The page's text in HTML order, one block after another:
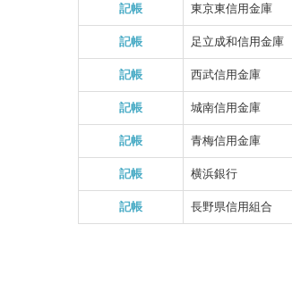
記帳 東京東信用金庫
記帳 足立成和信用金庫
記帳 西武信用金庫
記帳 城南信用金庫
記帳 青梅信用金庫
記帳 横浜銀行
記帳 長野県信用組合